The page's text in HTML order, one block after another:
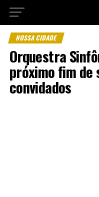
NOSSA CIDADE
Orquestra
próximo fim de
convidados